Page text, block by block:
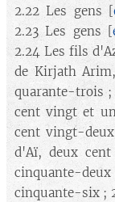
2.22 Les gens [
2.23 Les gens [
2.24 Les fils
de Kirjath
quarante-trois ;
cent vingt et
cent vingt-
d'Aï, deux
cinquante-
cinquante-six ;